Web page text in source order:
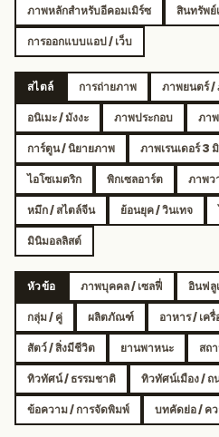
ภาพหลักสำหรับอีคอมเมิร์ซ สินทรัพย์
การออกแบบแอป / เว็บ
สไตล์ การถ่ายภาพ ภาพยนตร์ /
อนิเมะ / มังงะ ภาพประกอบ ภาพ
การ์ตูน / นิยายภาพ ภาพเรนเดอร์ 3
ไอโซเมตริก พิกเซลอาร์ต ภาพว
หมึก / สไตล์จีน ย้อนยุค / วินเทจ
มินิมอลลิสต์
หัวข้อ ภาพบุคคล / เซลฟี่ อินฟลู
กลุ่ม / คู่ ผลิตภัณฑ์ อาหาร / เค
สัตว์ / สิ่งมีชีวิต ยานพาหนะ สถ
ทิวทัศน์ / ธรรมชาติ ทิวทัศน์เมือง / ถ
ข้อความ / การจัดพิมพ์ บทคัดย่อ / ค